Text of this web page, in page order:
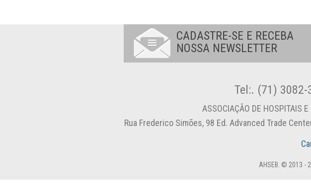
CADASTRE-SE E RECEBA
NOSSA NEWSLETTER
Tel:. (71)
ASSOCIAÇÃO DE HOSPITAIS
Rua Frederico Simões, 98 Ed. Advanced Trade
AHSEB. © 2013 -